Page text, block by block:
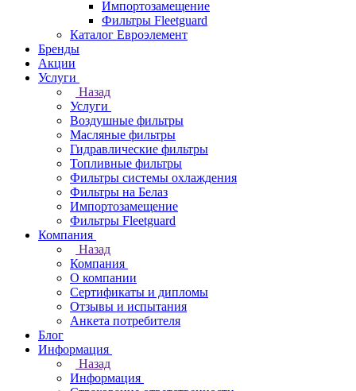
Импортозамещение
Фильтры Fleetguard
Каталог Евроэлемент
Бренды
Акции
Услуги
Назад
Услуги
Воздушные фильтры
Масляные фильтры
Гидравлические фильтры
Топливные фильтры
Фильтры системы охлаждения
Фильтры на Белаз
Импортозамещение
Фильтры Fleetguard
Компания
Назад
Компания
О компании
Сертификаты и дипломы
Отзывы и испытания
Анкета потребителя
Блог
Информация
Назад
Информация